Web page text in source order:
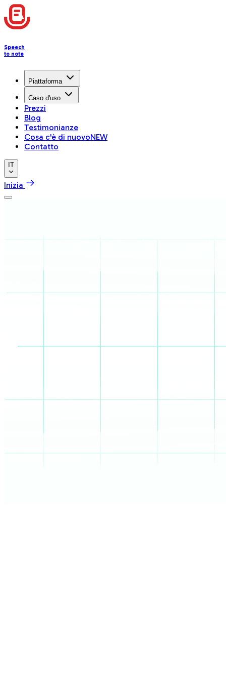
Speech
to note
Piattaforma
Caso d'uso
Prezzi
Blog
Testimonianze
Cosa c'è di nuovoNEW
Contatto
IT
Inizia